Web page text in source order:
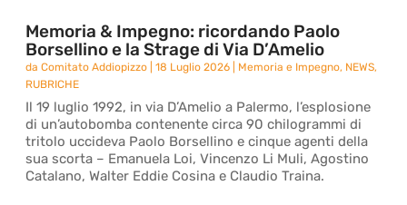
Memoria & Impegno: ricordando Paolo
Borsellino e la Strage di Via D’Amelio
daComitato Addiopizzo |18 Luglio 2026 Memoria e Impegno, NEWS,
RUBRICHE
Il 19 luglio 1992, in via D’Amelio a Palermo, l’esplosione
di un’autobomba contenente circa 90 chilogrammi di
tritolo uccideva Paolo Borsellino e cinque agenti della
sua scorta – Emanuela Loi, Vincenzo Li Muli, Agostino
Catalano, Walter Eddie Cosina e Claudio Traina.